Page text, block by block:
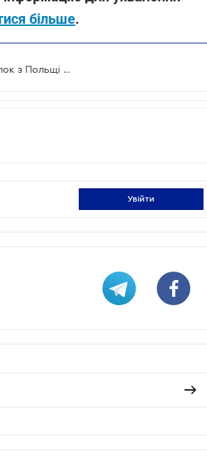
більше.
Нова пошта розширила можливості відправки посилок з Польщі до України
увійти